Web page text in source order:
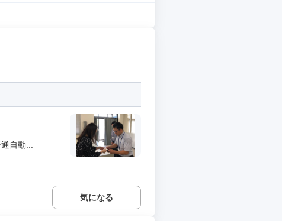
自動...
気になる